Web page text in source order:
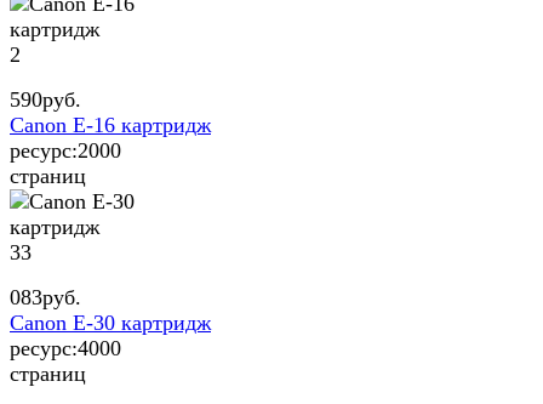
2
590руб.
Canon E-16 картридж
ресурс:2000
страниц
33
083руб.
Canon E-30 картридж
ресурс:4000
страниц